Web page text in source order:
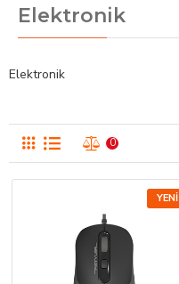
Elektronik
Elektronik
0
YENI